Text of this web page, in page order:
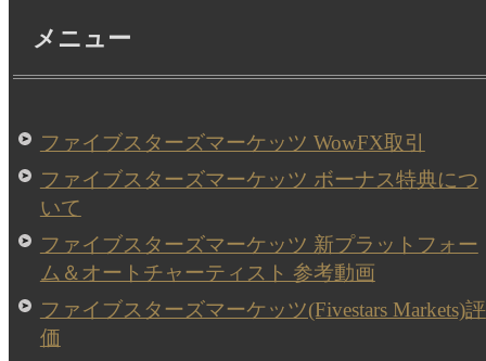
メニュー
ファイブスターズマーケッツ WowFX取引
ファイブスターズマーケッツ ボーナス特典につ
いて
ファイブスターズマーケッツ 新プラットフォー
ム＆オートチャーティスト 参考動画
ファイブスターズマーケッツ(Fivestars Markets)評
価